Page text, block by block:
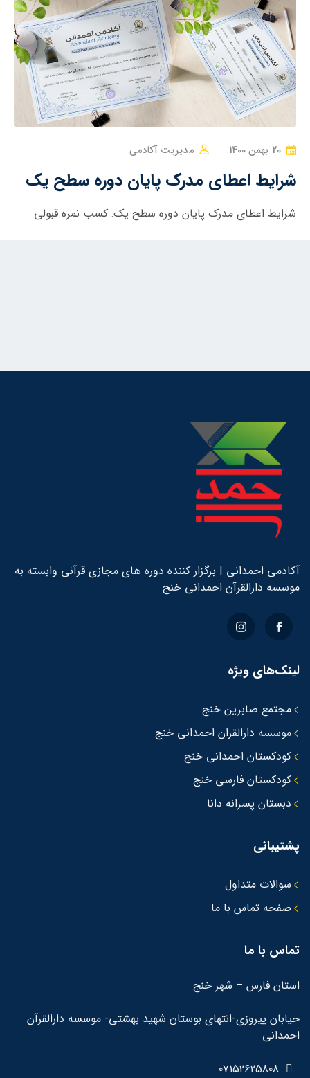
20 بهمن 1400 مدیریت آکادمی
شرایط اعطای مدرک پایان دوره سطح یک
شرایط اعطای مدرک پایان دوره سطح یک: کسب نمره قبولی
آکادمی احمدانی | برگزار کننده دوره های مجازی قرآنی وابسته به
موسسه دارالقرآن احمدانی خنج
لینک‌های ویژه
مجتمع صابرین خنج
موسسه دارالقران احمدانی خنج
کودکستان احمدانی خنج
کودکستان فارسی خنج
دبستان پسرانه دانا
پشتیبانی
سوالات متداول
صفحه تماس با ما
تماس با ما
استان فارس – شهر خنج
خیابان پیروزی-انتهای بوستان شهید بهشتی- موسسه دارالقرآن
احمدانی
07152625808